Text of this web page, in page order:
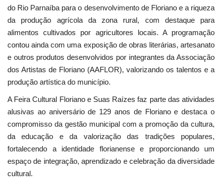
do Rio Parnaíba para o desenvolvimento de Floriano e a riqueza
da produção agrícola da zona rural, com destaque para
alimentos cultivados por agricultores locais. A programação
contou ainda com uma exposição de obras literárias, artesanato
e outros produtos desenvolvidos por integrantes da Associação
dos Artistas de Floriano (AAFLOR), valorizando os talentos e a
produção artística do município.
A Feira Cultural Floriano e Suas Raízes faz parte das atividades
alusivas ao aniversário de 129 anos de Floriano e destaca o
compromisso da gestão municipal com a promoção da cultura,
da educação e da valorização das tradições populares,
fortalecendo a identidade florianense e proporcionando um
espaço de integração, aprendizado e celebração da diversidade
cultural.